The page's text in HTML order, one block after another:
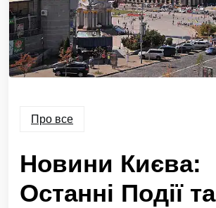
Про все
Новини Києва:
Останні Події та